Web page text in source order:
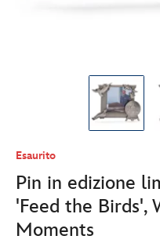
Esaurito
Pin in edizione
'Feed the Birds',
Moments